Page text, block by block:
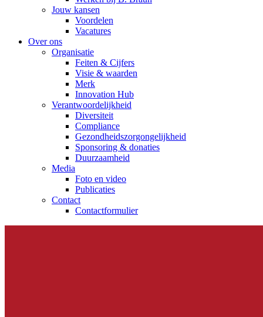
Jouw kansen
Voordelen
Vacatures
Over ons
Organisatie
Feiten & Cijfers
Visie & waarden
Merk
Innovation Hub
Verantwoordelijkheid
Diversiteit
Compliance
Gezondheidszorgongelijkheid​
Sponsoring & donaties
Duurzaamheid
Media
Foto en video
Publicaties
Contact
Contactformulier